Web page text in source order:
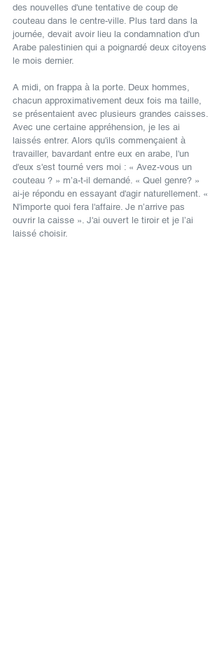
des nouvelles d'une tentative de coup de
couteau dans le centre-ville. Plus tard dans la
journée, devait avoir lieu la condamnation d'un
Arabe palestinien qui a poignardé deux citoyens
le mois dernier.
A midi, on frappa à la porte. Deux hommes,
chacun approximativement deux fois ma taille,
se présentaient avec plusieurs grandes caisses.
Avec une certaine appréhension, je les ai
laissés entrer. Alors qu'ils commençaient à
travailler, bavardant entre eux en arabe, l'un
d'eux s'est tourné vers moi : « Avez-vous un
couteau ? » m’a-t-il demandé. « Quel genre? »
ai-je répondu en essayant d'agir naturellement. «
N'importe quoi fera l'affaire. Je n’arrive pas
ouvrir la caisse ». J'ai ouvert le tiroir et je l’ai
laissé choisir.